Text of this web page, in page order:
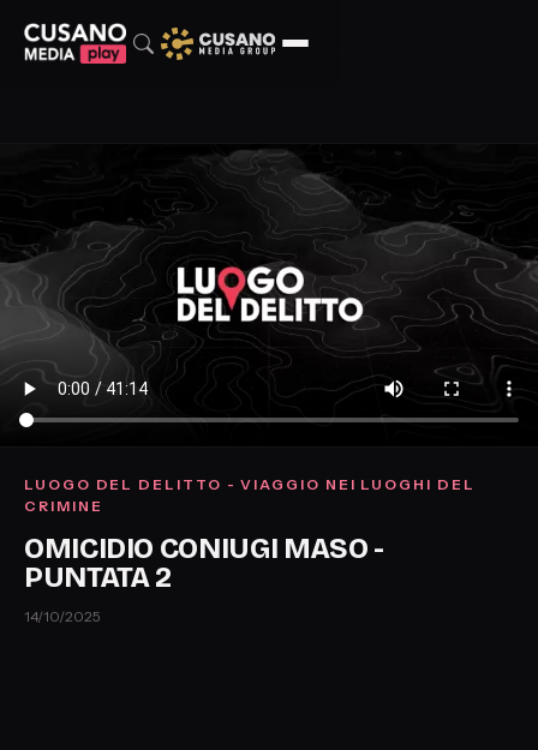
LUOGO DEL DELITTO - VIAGGIO NEI LUOGHI DEL
CRIMINE
OMICIDIO CONIUGI MASO -
PUNTATA 2
14/10/2025